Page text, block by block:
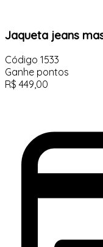
Jaqueta jeans
Código 1533
Ganhe pontos
R$ 449,00